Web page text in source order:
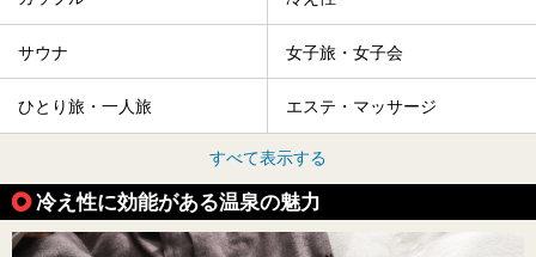
サウナ 女子旅・女子会
ひとり旅・一人旅 エステ・マッサージ
すべて表示する
冷え性に効能がある温泉の魅力